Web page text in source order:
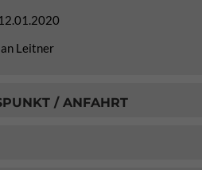
12.01.2020
Leitner
/ ANFAHRT